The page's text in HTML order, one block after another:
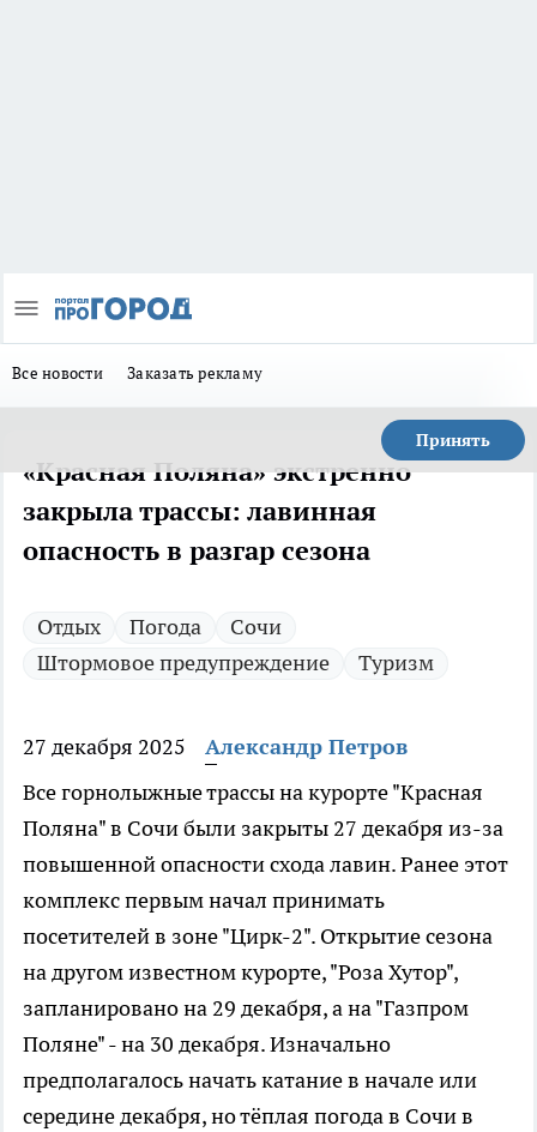
Все новости Заказать рекламу
Принять
«Красная Поляна» экстренно
закрыла трассы: лавинная
опасность в разгар сезона
Отдых Погода
Сочи
Штормовое предупреждение
Туризм
27 декабря 2025
Александр Петров
Все горнолыжные трассы на курорте "Красная
Поляна" в Сочи были закрыты 27 декабря из-за
повышенной опасности схода лавин. Ранее этот
комплекс первым начал принимать
посетителей в зоне "Цирк-2". Открытие сезона
на другом известном курорте, "Роза Хутор",
запланировано на 29 декабря, а на "Газпром
Поляне" - на 30 декабря. Изначально
предполагалось начать катание в начале или
середине декабря, но тёплая погода в Сочи в